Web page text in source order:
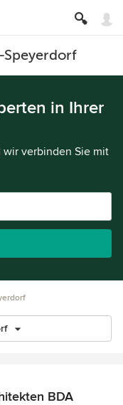
in Ihrer
wir verbinden Sie mit
BDA